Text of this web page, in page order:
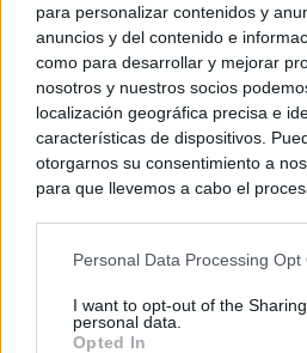
para personalizar contenidos y
anuncios y del contenido e
como para desarrollar y mejorar
nosotros y nuestros socios
localización geográfica precisa e
características de dispositivos.
otorgarnos su consentimiento a
para que llevemos a cabo el
negar su consentimiento. Tenga en
de su consentimiento, pero usted
rechazar tal procesamiento. Sus
Personal Data Processing Opt
I want to opt-out of the
personal data.
Opted In